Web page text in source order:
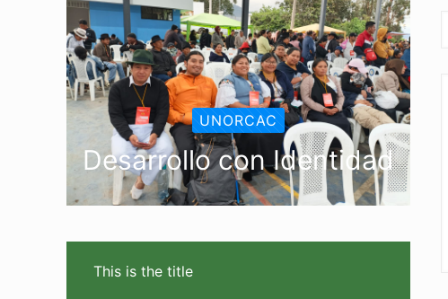
UNORCAC
Desarrollo con Identidad
This is the title